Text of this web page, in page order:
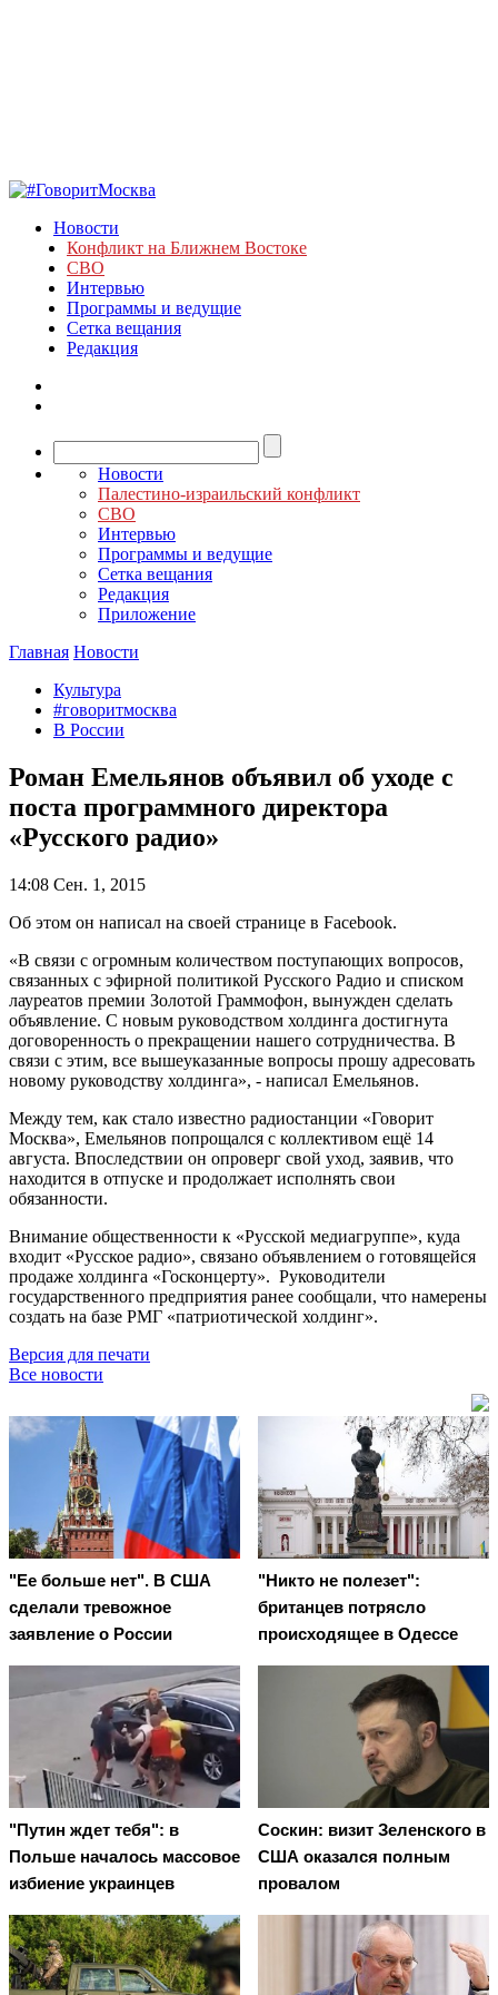
Новости
Конфликт на Ближнем Востоке
СВО
Интервью
Программы и ведущие
Сетка вещания
Редакция
Новости
Палестино-израильский конфликт
СВО
Интервью
Программы и ведущие
Сетка вещания
Редакция
Приложение
Главная Новости
Культура
#говоритмосква
В России
Роман Емельянов объявил об уходе с
поста программного директора
«Русского радио»
14:08 Сен. 1, 2015
Об этом он написал на своей странице в Facebook.
«В связи с огромным количеством поступающих вопросов,
связанных с эфирной политикой Русского Радио и списком
лауреатов премии Золотой Граммофон, вынужден сделать
объявление. С новым руководством холдинга достигнута
договоренность о прекращении нашего сотрудничества. В
связи с этим, все вышеуказанные вопросы прошу адресовать
новому руководству холдинга», - написал Емельянов.
Между тем, как стало известно радиостанции «Говорит
Москва», Емельянов попрощался с коллективом ещё 14
августа. Впоследствии он опроверг свой уход, заявив, что
находится в отпуске и продолжает исполнять свои
обязанности.
Внимание общественности к «Русской медиагруппе», куда
входит «Русское радио», связано объявлением о готовящейся
продаже холдинга «Госконцерту». Руководители
государственного предприятия ранее сообщали, что намерены
создать на базе РМГ «патриотической холдинг».
Версия для печати
Все новости
"Ее больше нет". В США
сделали тревожное
заявление о России
"Никто не полезет":
британцев потрясло
происходящее в Одессе
"Путин ждет тебя": в
Польше началось массовое
избиение украинцев
Соскин: визит Зеленского в
США оказался полным
провалом